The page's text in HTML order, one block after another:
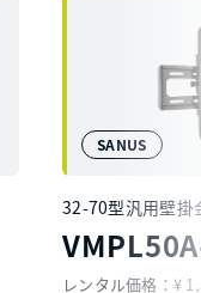
SANUS
32-70型汎用壁掛
レンタル価格：¥